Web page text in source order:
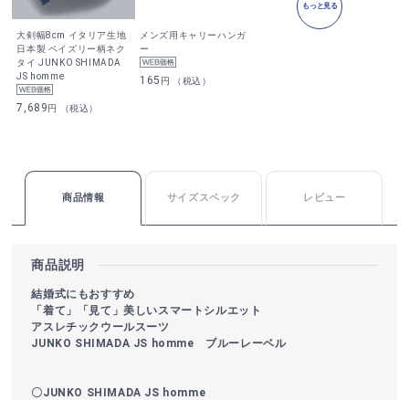
大剣幅8cm イタリア生地
日本製 ペイズリー柄ネク
タイ JUNKO SHIMADA
JS homme
7,689円 （税込）
メンズ用キャリーハンガ
ー
165 円 （税込）
もっと見る
商品情報 サイズスペック レビュー
商品説明
結婚式にもおすすめ
「着て」「見て」美しいスマートシルエット
アスレチックウールスーツ
JUNKO SHIMADA JS homme ブルーレーベル
〇JUNKO SHIMADA JS homme